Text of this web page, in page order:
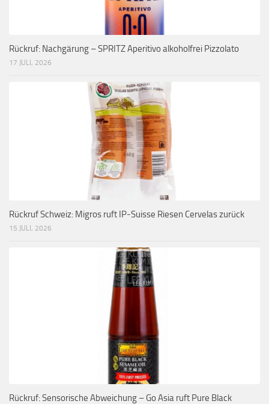
Rückruf: Nachgärung – SPRITZ Aperitivo alkoholfrei Pizzolato
17 JULI, 2026
Rückruf Schweiz: Migros ruft IP-Suisse Riesen Cervelas zurück
15 JULI, 2026
Rückruf: Sensorische Abweichung – Go Asia ruft Pure Black